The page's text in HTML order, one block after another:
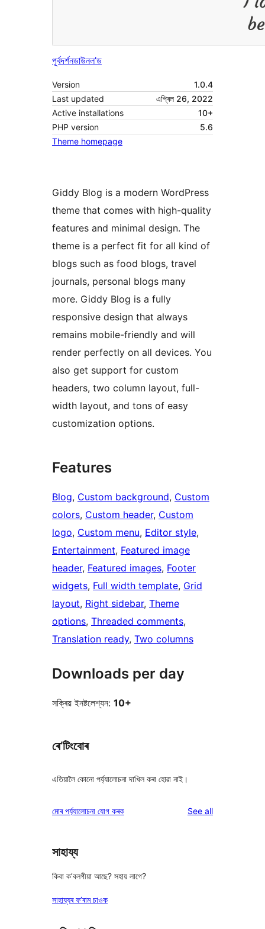
পূৰ্বদৰ্শনডাউনল’ড
Version
1.0.4
Last updated
এপ্ৰিল 26, 2022
Active installations
10+
PHP version
5.6
Theme homepage
Giddy Blog is a modern WordPress
theme that comes with high-quality
features and minimal design. The
theme is a perfect fit for all kind of
blogs such as food blogs, travel
journals, personal blogs many
more. Giddy Blog is a fully
responsive design that always
remains mobile-friendly and will
render perfectly on all devices. You
also get support for custom
headers, two column layout, full-
width layout, and tons of easy
customization options.
Features
Blog, Custom background, Custom
colors, Custom header, Custom
logo, Custom menu, Editor style
Entertainment, Featured image
header, Featured images, Footer
widgets, Full width template, Grid
layout, Right sidebar, Theme
options, Threaded comments
Translation ready, Two columns
Downloads per day
সক্ৰিয় ইনষ্টলেশ্যন: 10+
ৰে’টিংবোৰ
এতিয়ালৈ কোনো পৰ্য্যালোচনা দাখিল কৰা হোৱা নাই।
মোৰ পৰ্য্যালোচনা যোগ কৰক See allreviews
সাহায্য
কিবা ক’বলগীয়া আছে? সহায় লাগে?
সাহায্যৰ ফ’ৰাম চাওক